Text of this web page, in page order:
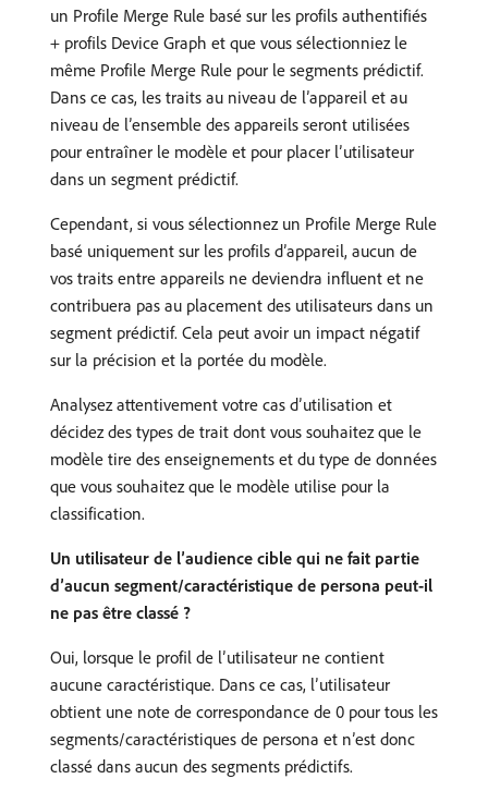
un Profile Merge Rule basé sur les profils authentifiés
+ profils Device Graph et que vous sélectionniez le
même Profile Merge Rule pour le segments prédictif.
Dans ce cas, les traits au niveau de l’appareil et au
niveau de l’ensemble des appareils seront utilisées
pour entraîner le modèle et pour placer l’utilisateur
dans un segment prédictif.
Cependant, si vous sélectionnez un Profile Merge Rule
basé uniquement sur les profils d’appareil, aucun de
vos traits entre appareils ne deviendra influent et ne
contribuera pas au placement des utilisateurs dans un
segment prédictif. Cela peut avoir un impact négatif
sur la précision et la portée du modèle.
Analysez attentivement votre cas d’utilisation et
décidez des types de trait dont vous souhaitez que le
modèle tire des enseignements et du type de données
que vous souhaitez que le modèle utilise pour la
classification.
Un utilisateur de l’audience cible qui ne fait partie
d’aucun segment/caractéristique de persona peut-il
ne pas être classé ?
Oui, lorsque le profil de l’utilisateur ne contient
aucune caractéristique. Dans ce cas, l’utilisateur
obtient une note de correspondance de 0 pour tous les
segments/caractéristiques de persona et n’est donc
classé dans aucun des segments prédictifs.